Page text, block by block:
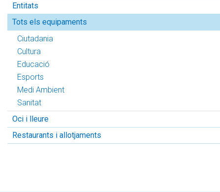
Entitats
Tots els equipaments
Ciutadania
Cultura
Educació
Esports
Medi Ambient
Sanitat
Oci i lleure
Restaurants i allotjaments